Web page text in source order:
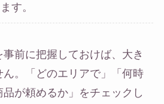
す。
前に把握しておけば、大き
。「どのエリアで」「何時
品が頼めるか」をチェックし